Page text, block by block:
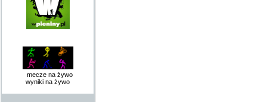
mecze na żywo
wyniki na żywo